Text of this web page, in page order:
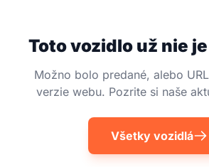
Toto vozidlo už nie
Možno bolo predané, alebo
verzie webu. Pozrite si naše
Všetky vozidlá